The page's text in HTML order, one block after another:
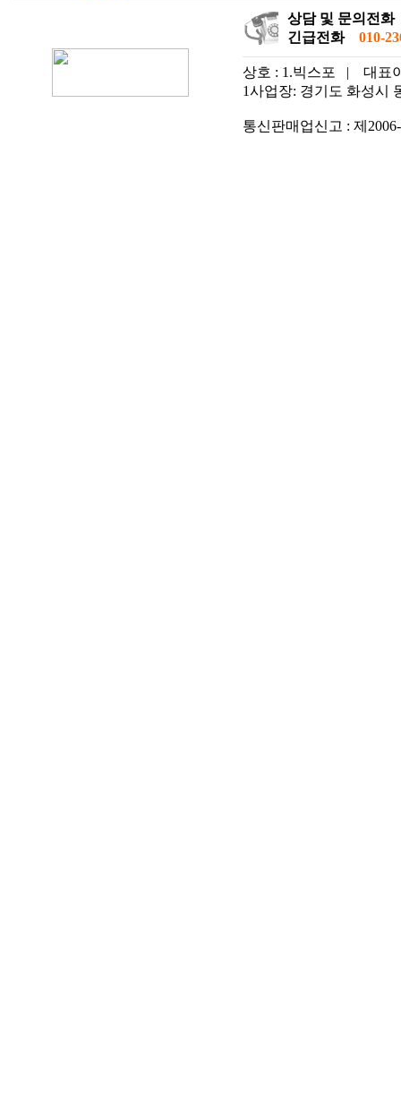
상담 및 문의전화
긴급전화
010-
상호 : 1.빅스포 | 대표
1사업장: 경기도 화성시
통신판매업신고 : 제